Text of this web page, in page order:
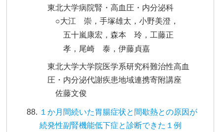
東北大学病院腎・高血圧・内分泌科
○大江 崇，手塚雄太，小野美澄，
五十嵐康宏，森本 玲，工藤正
孝，尾崎 泰，伊藤貞嘉
東北大学大学院医学系研究科難治性高血
圧・内分泌代謝疾患地域連携寄附講座
佐藤文俊
１か月間続いた胃腸症状と間歇熱との原因が
続発性副腎機能低下症と診断できた１例